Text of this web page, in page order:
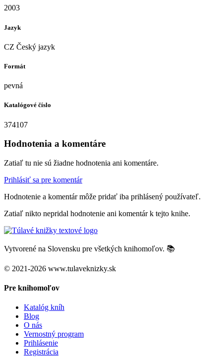
2003
Jazyk
CZ Český jazyk
Formát
pevná
Katalógové číslo
374107
Hodnotenia a komentáre
Zatiaľ tu nie sú žiadne hodnotenia ani komentáre.
Prihlásiť sa pre komentár
Hodnotenie a komentár môže pridať iba prihlásený používateľ.
Zatiaľ nikto nepridal hodnotenie ani komentár k tejto knihe.
Vytvorené na Slovensku pre všetkých knihomoľov. 📚
© 2021-2026 www.tulaveknizky.sk
Pre knihomoľov
Katalóg kníh
Blog
O nás
Vernostný program
Prihlásenie
Registrácia